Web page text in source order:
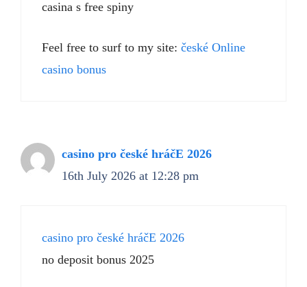
casina s free spiny
Feel free to surf to my site: české Online
casino bonus
casino pro české hráčE 2026
16th July 2026 at 12:28 pm
casino pro české hráčE 2026
no deposit bonus 2025